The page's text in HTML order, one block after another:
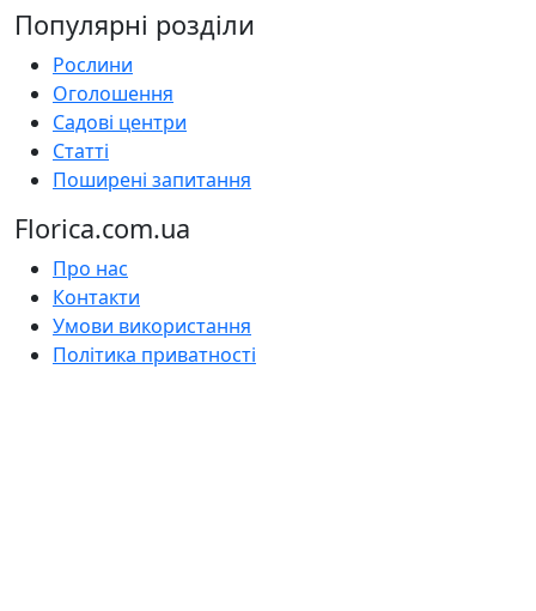
Популярні розділи
Рослини
Оголошення
Садові центри
Статті
Поширені запитання
Florica.com.ua
Про нас
Контакти
Умови використання
Політика приватності